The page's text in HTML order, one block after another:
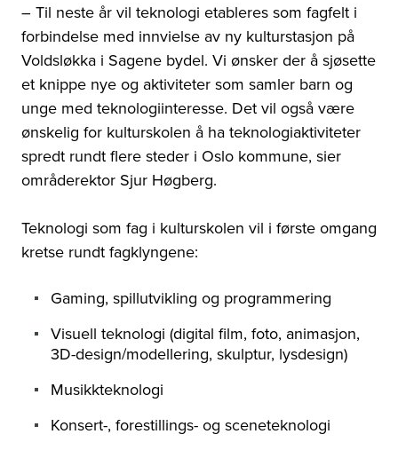
– Til neste år vil teknologi etableres som fagfelt i
forbindelse med innvielse av ny kulturstasjon på
Voldsløkka i Sagene bydel. Vi ønsker der å sjøsette
et knippe nye og aktiviteter som samler barn og
unge med teknologiinteresse. Det vil også være
ønskelig for kulturskolen å ha teknologiaktiviteter
spredt rundt flere steder i Oslo kommune, sier
områderektor Sjur Høgberg.
Teknologi som fag i kulturskolen vil i første omgang
kretse rundt fagklyngene:
Gaming, spillutvikling og programmering
Visuell teknologi (digital film, foto, animasjon,
3D-design/modellering, skulptur, lysdesign)
Musikkteknologi
Konsert-, forestillings- og sceneteknologi